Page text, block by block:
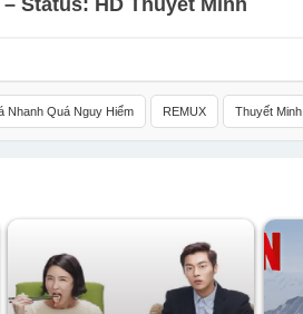
Status: HD Thuyết Minh
Nhanh Quá Nguy Hiểm REMUX Thuyết Minh